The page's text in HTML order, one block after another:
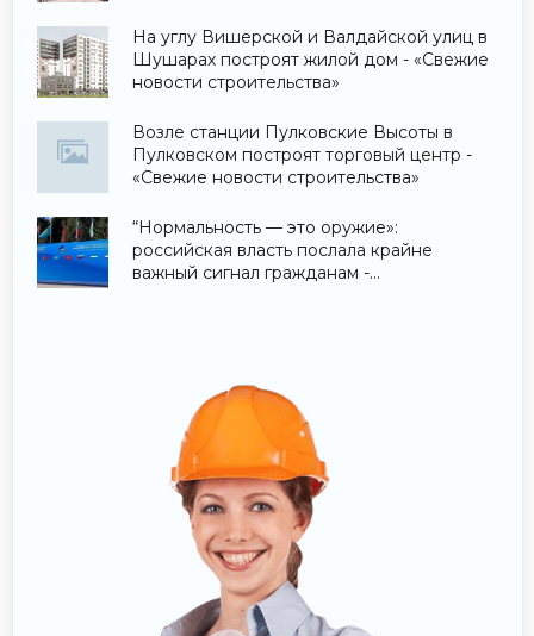
На углу Вишерской и Валдайской улиц в
Шушарах построят жилой дом - «Свежие
новости строительства»
Возле станции Пулковские Высоты в
Пулковском построят торговый центр -
«Свежие новости строительства»
“Нормальность — это оружие»:
российская власть послала крайне
важный сигнал гражданам -